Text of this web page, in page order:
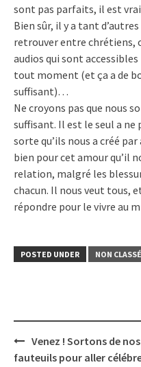
sont pas parfaits, il est
Bien sûr, il y a tant
retrouver entre chrétiens,
audios qui sont
tout moment (et ça a de
suffisant)…
Ne croyons pas que nous
suffisant. Il est le seul a
sorte qu’ils nous a créé
bien pour cet amour qu’il
relation, malgré les
chacun. Il nous veut tous,
répondre pour le vivre au
POSTED UNDER NON CLASSÉ
Post
navigation
Venez ! Sortons de nos
fauteuils pour aller